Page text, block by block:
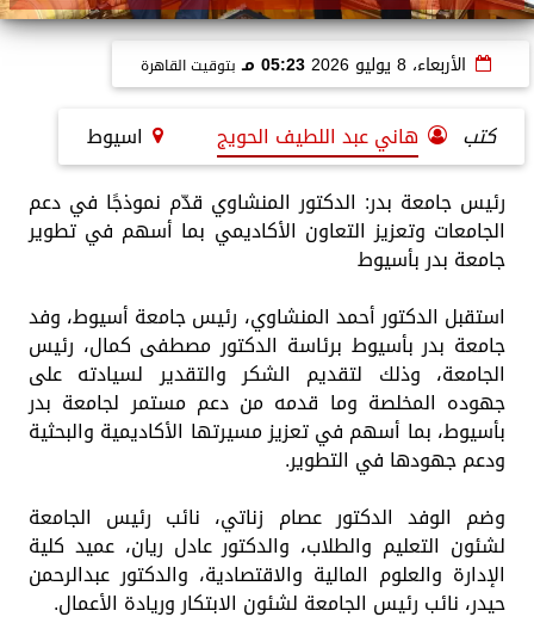
الأربعاء، 8 يوليو 2026 05:23 مـ بتوقيت القاهرة
كتب هاني عبد اللطيف الحويج
اسيوط
رئيس جامعة بدر: الدكتور المنشاوي قدّم نموذجًا في دعم
الجامعات وتعزيز التعاون الأكاديمي بما أسهم في تطوير
جامعة بدر بأسيوط
استقبل الدكتور أحمد المنشاوي، رئيس جامعة أسيوط، وفد
جامعة بدر بأسيوط برئاسة الدكتور مصطفى كمال، رئيس
الجامعة، وذلك لتقديم الشكر والتقدير لسيادته على
جهوده المخلصة وما قدمه من دعم مستمر لجامعة بدر
بأسيوط، بما أسهم في تعزيز مسيرتها الأكاديمية والبحثية
ودعم جهودها في التطوير.
وضم الوفد الدكتور عصام زناتي، نائب رئيس الجامعة
لشئون التعليم والطلاب، والدكتور عادل ريان، عميد كلية
الإدارة والعلوم المالية والاقتصادية، والدكتور عبدالرحمن
حيدر، نائب رئيس الجامعة لشئون الابتكار وريادة الأعمال.